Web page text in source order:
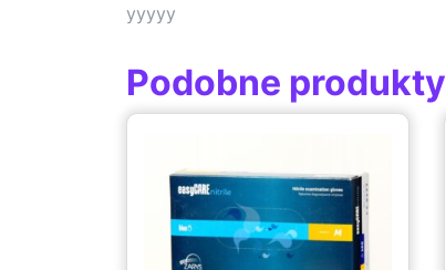
yyyyy
Podobne produkty